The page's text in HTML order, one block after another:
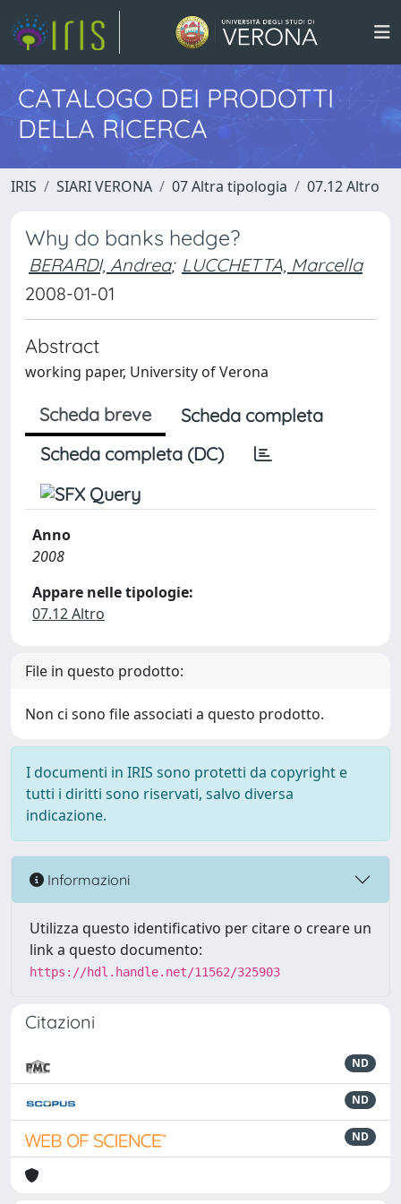
CATALOGO DEI PRODOTTI
DELLA RICERCA
IRIS SIARI VERONA 07 Altra tipologia 07.12 Altro
Why do banks hedge?
BERARDI, Andrea; LUCCHETTA, Marcella
2008-01-01
Abstract
working paper, University of Verona
Scheda breve
Scheda completa
Scheda completa (DC)
Anno
2008
Appare nelle tipologie:
07.12 Altro
File in questo prodotto:
Non ci sono file associati a questo prodotto.
I documenti in IRIS sono protetti da copyright e
tutti i diritti sono riservati, salvo diversa
indicazione.
Informazioni
Utilizza questo identificativo per citare o creare un
link a questo documento:
https://hdl.handle.net/11562/325903
Citazioni
ND
ND
ND